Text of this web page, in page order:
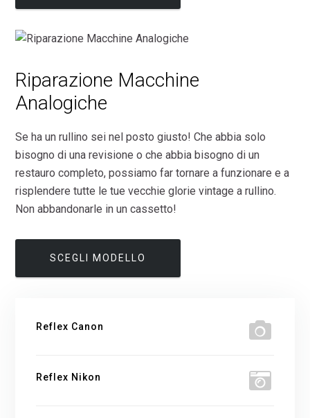
Riparazione Macchine
Analogiche
Se ha un rullino sei nel posto giusto! Che abbia solo
bisogno di una revisione o che abbia bisogno di un
restauro completo, possiamo far tornare a funzionare e a
risplendere tutte le tue vecchie glorie vintage a rullino.
Non abbandonarle in un cassetto!
SCEGLI MODELLO
Reflex Canon
Reflex Nikon